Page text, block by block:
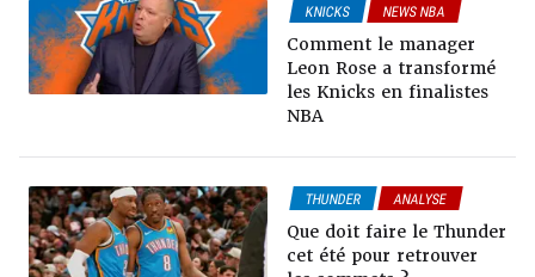
KNICKS
NEWS NBA
DOSSIERS TT
Comment le manager
Leon Rose a transformé
les Knicks en finalistes
NBA
THUNDER
ANALYSE
DOSSIERS TT
RUMEURS & TRADES
Que doit faire le Thunder
cet été pour retrouver